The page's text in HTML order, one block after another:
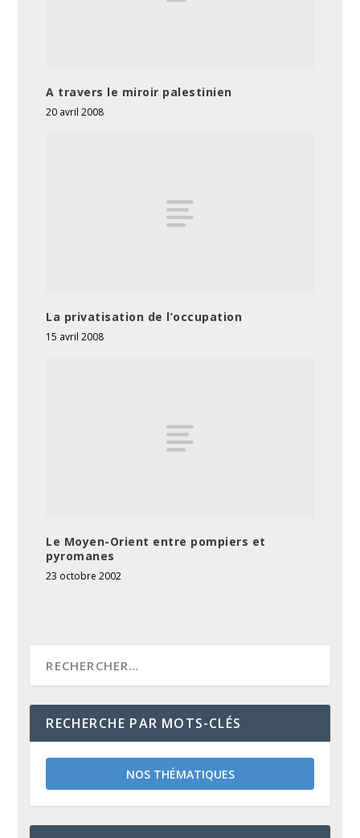
A travers le miroir palestinien
20 avril 2008
La privatisation de l’occupation
15 avril 2008
Le Moyen-Orient entre pompiers et
pyromanes
23 octobre 2002
RECHERCHE PAR MOTS-CLÉS
NOS THÉMATIQUES